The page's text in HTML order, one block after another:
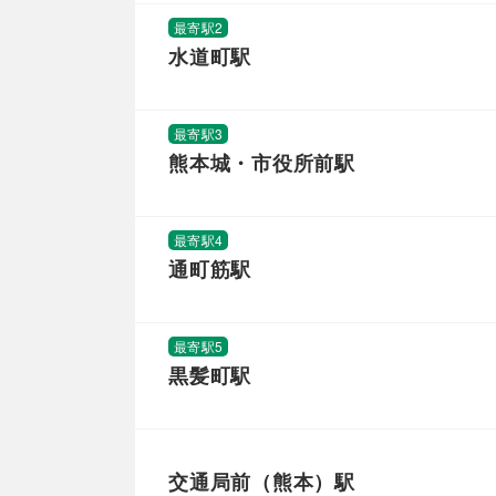
最寄駅2
水道町駅
最寄駅3
熊本城・市役所前駅
最寄駅4
通町筋駅
最寄駅5
黒髪町駅
交通局前（熊本）駅